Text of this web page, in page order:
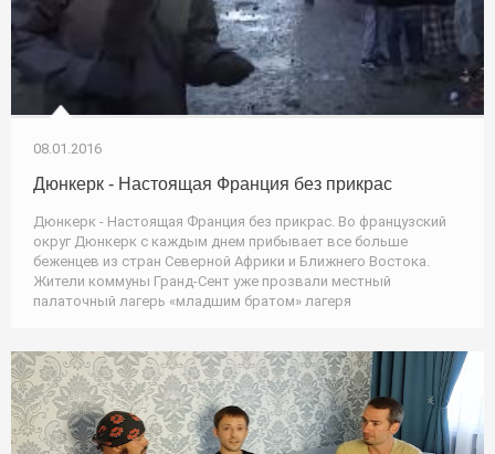
08.01.2016
Дюнкерк - Настоящая Франция без прикрас
Дюнкерк - Настоящая Франция без прикрас. Во французский
округ Дюнкерк с каждым днем прибывает все больше
беженцев из стран Северной Африки и Ближнего Востока.
Жители коммуны Гранд-Сент уже прозвали местный
палаточный лагерь «младшим братом» лагеря